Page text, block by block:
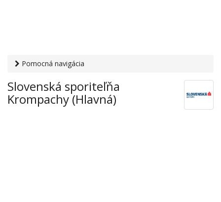
Pomocná navigácia
Slovenská sporiteľňa Krompachy (Hlavná)
Slovenská sporiteľňa
Krompachy (Hlavná)